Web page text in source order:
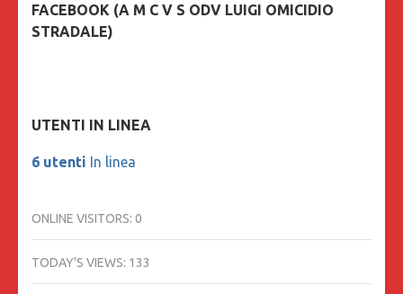
FACEBOOK (A M C V S ODV LUIGI OMICIDIO
STRADALE)
UTENTI IN LINEA
6 utenti In linea
ONLINE VISITORS: 0
TODAY'S VIEWS: 133